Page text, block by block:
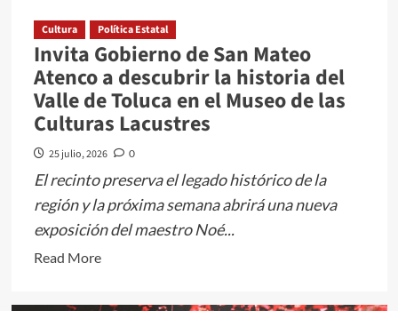
Cultura Política Estatal
Invita Gobierno de San Mateo
Atenco a descubrir la historia del
Valle de Toluca en el Museo de las
Culturas Lacustres
25 julio, 2026 0
El recinto preserva el legado histórico de la
región y la próxima semana abrirá una nueva
exposición del maestro Noé...
Read MoreRead
about